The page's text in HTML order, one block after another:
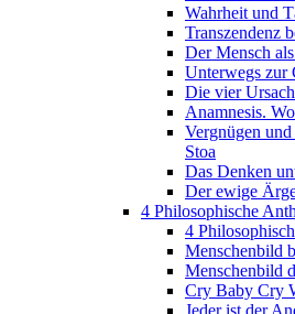
Wahrheit und
Transzendenz
Der Mensch
Unterwegs zur
Die vier
Anamnesis.
Vergnügen
Stoa
Das Denken
Der ewige
4 Philosophische
4
Menschenbild
Menschenbild
Cry Baby Cry
Jeder ist der